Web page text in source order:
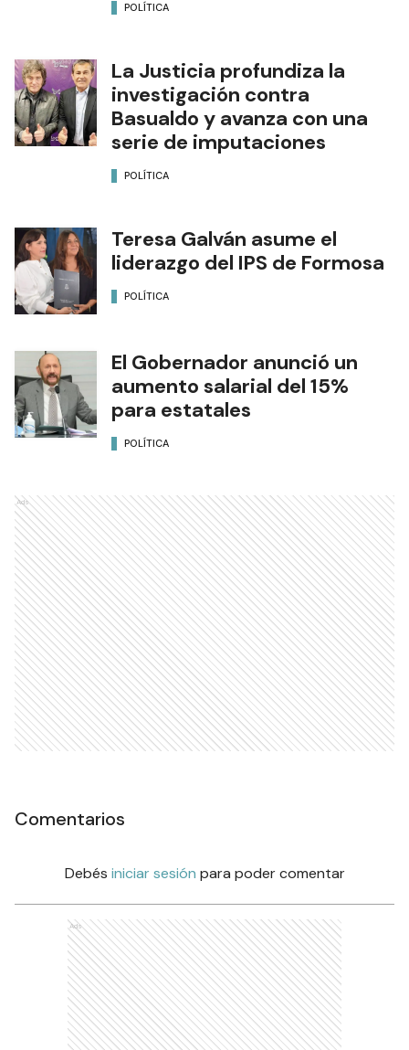
POLÍTICA
La Justicia profundiza la
investigación contra
Basualdo y avanza con una
serie de imputaciones
POLÍTICA
Teresa Galván asume el
liderazgo del IPS de Formosa
POLÍTICA
El Gobernador anunció un
aumento salarial del 15%
para estatales
POLÍTICA
Ads
Comentarios
Debés iniciar sesión para poder comentar
Ads